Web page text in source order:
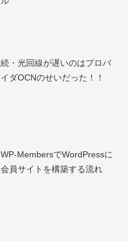
続・光回線が遅いのはプロバ
イダOCNのせいだった！！
WP-MembersでWordPressに
会員サイトを構築する流れ